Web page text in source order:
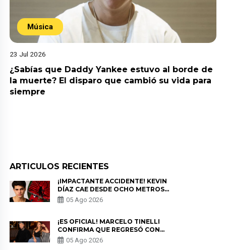
Música
23 Jul 2026
¿Sabías que Daddy Yankee estuvo al borde de
la muerte? El disparo que cambió su vida para
siempre
ARTICULOS RECIENTES
¡IMPACTANTE ACCIDENTE! KEVIN
DÍAZ CAE DESDE OCHO METROS
EN “ESTO ES GUERRA” Y GENERA
PREOCUPACIÓN
05 Ago 2026
¡ES OFICIAL! MARCELO TINELLI
CONFIRMA QUE REGRESÓ CON
MILETT FIGUEROA: “EL AMOR
PUDO MÁS”
05 Ago 2026